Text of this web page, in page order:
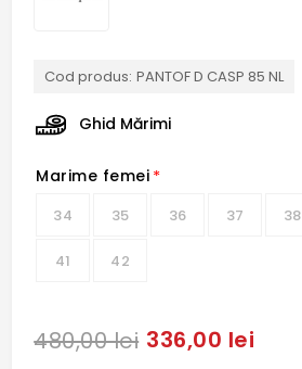
Cod produs: PANTOF D CASP 85 NL
Ghid Mărimi
Marime femei *
34 35 36 37 38
41 42
480,00 lei 336,00 lei